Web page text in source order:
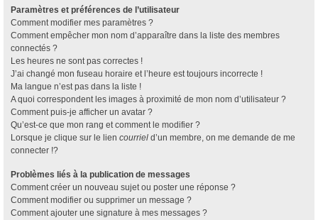
Paramètres et préférences de l’utilisateur
Comment modifier mes paramètres ?
Comment empêcher mon nom d’apparaître dans la liste des membres
connectés ?
Les heures ne sont pas correctes !
J’ai changé mon fuseau horaire et l’heure est toujours incorrecte !
Ma langue n’est pas dans la liste !
A quoi correspondent les images à proximité de mon nom d’utilisateur ?
Comment puis-je afficher un avatar ?
Qu’est-ce que mon rang et comment le modifier ?
Lorsque je clique sur le lien courriel d’un membre, on me demande de me
connecter !?
Problèmes liés à la publication de messages
Comment créer un nouveau sujet ou poster une réponse ?
Comment modifier ou supprimer un message ?
Comment ajouter une signature à mes messages ?